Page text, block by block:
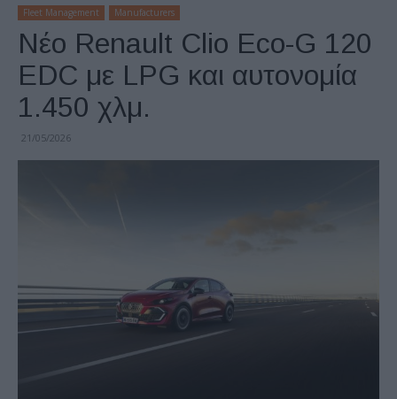
Fleet Management Manufacturers
Νέο Renault Clio Eco-G 120
EDC με LPG και αυτονομία
1.450 χλμ.
21/05/2026